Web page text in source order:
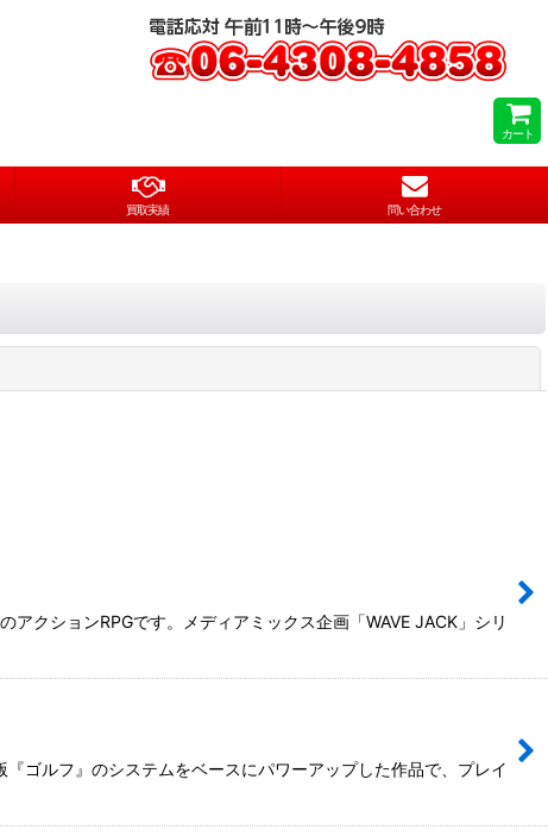
カート
買取実績 問い合わせ
クションRPGです。メディアミックス企画「WAVE JACK」シリ
ゴルフ』のシステムをベースにパワーアップした作品で、プレイ